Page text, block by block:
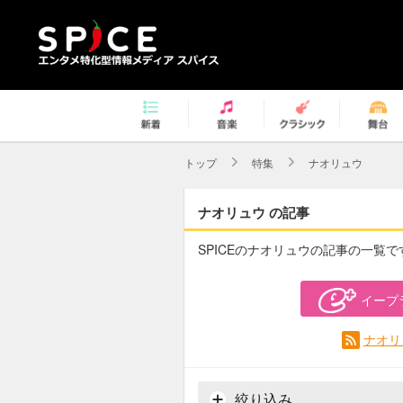
トップ 特集 ナオリュウ
ナオリュウ の記事
SPICEのナオリュウの記事の一覧で
イープ
ナオ